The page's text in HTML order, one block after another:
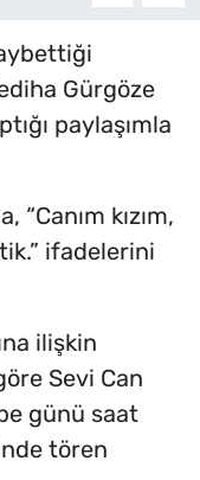
Gürgöze
paylaşımla
“Canım kızım,
ifadelerini
ilişkin
Sevi Can
günü saat
tören